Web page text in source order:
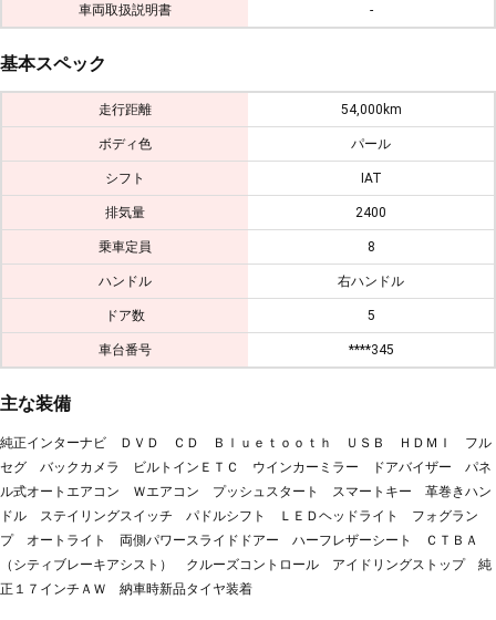
車両取扱説明書 -
基本スペック
走行距離 54,000km
ボディ色 パール
シフト IAT
排気量 2400
乗車定員 8
ハンドル 右ハンドル
ドア数 5
車台番号 ****345
主な装備
純正インターナビ ＤＶＤ ＣＤ Ｂｌｕｅｔｏｏｔｈ ＵＳＢ ＨＤＭＩ フル
セグ バックカメラ ビルトインＥＴＣ ウインカーミラー ドアバイザー パネ
ル式オートエアコン Ｗエアコン プッシュスタート スマートキー 革巻きハン
ドル ステイリングスイッチ パドルシフト ＬＥＤヘッドライト フォグラン
プ オートライト 両側パワースライドドアー ハーフレザーシート ＣＴＢＡ
（シティブレーキアシスト） クルーズコントロール アイドリングストップ 純
正１７インチＡＷ 納車時新品タイヤ装着